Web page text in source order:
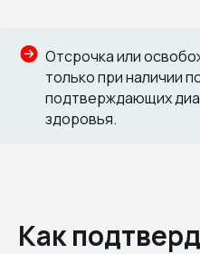
Отсрочка или
только при наличии
подтверждающих
здоровья.
Как